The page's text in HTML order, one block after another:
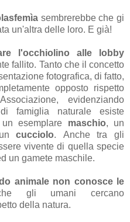
sembrerebbe che gi
un'altra delle loro. E già!
l'occhiolino alle lobby
fallito. Tanto che il concetto
fotografica, di fatto,
opposto rispetto
evidenziando
famiglia naturale esiste
esemplare maschio, un
cucciolo. Anche tra gli
vivente di quella specie
un gamete maschile.
animale non conosce le
gli umani cercano
della natura.